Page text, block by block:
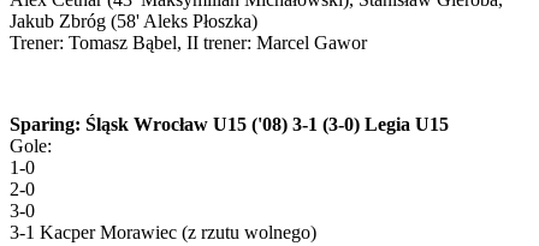
Jakub Zbróg (58' Aleks Płoszka)
Trener: Tomasz Bąbel, II trener: Marcel Gawor
Sparing: Śląsk Wrocław U15 ('08) 3-1 (3-0) Legia U15
Gole:
1-0
2-0
3-0
3-1 Kacper Morawiec (z rzutu wolnego)